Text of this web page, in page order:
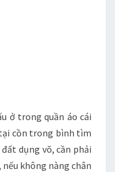
ở trong quần áo cái
cồn trong bình tìm
dụng võ, cần phải
không nàng chân